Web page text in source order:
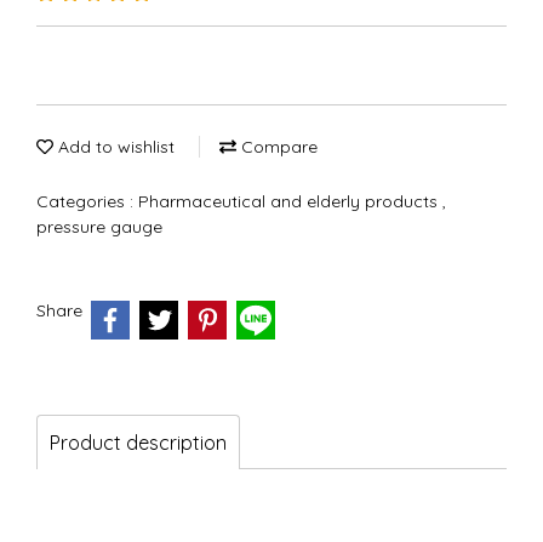
Add to wishlist Compare
Categories : Pharmaceutical and elderly products ,
pressure gauge
Share
Product description